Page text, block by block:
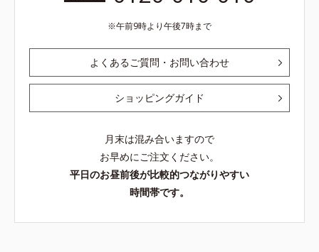
午前9時より午後7時まで
よくあるご質問・お問い合わせ
ショッピングガイド
月末は混み合いますので
お早めにご注文ください。
平日のお昼前後が比較的つながりやすい
時間帯です。